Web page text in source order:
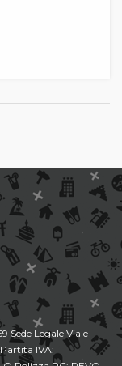
Sede Legale Viale
IVA: